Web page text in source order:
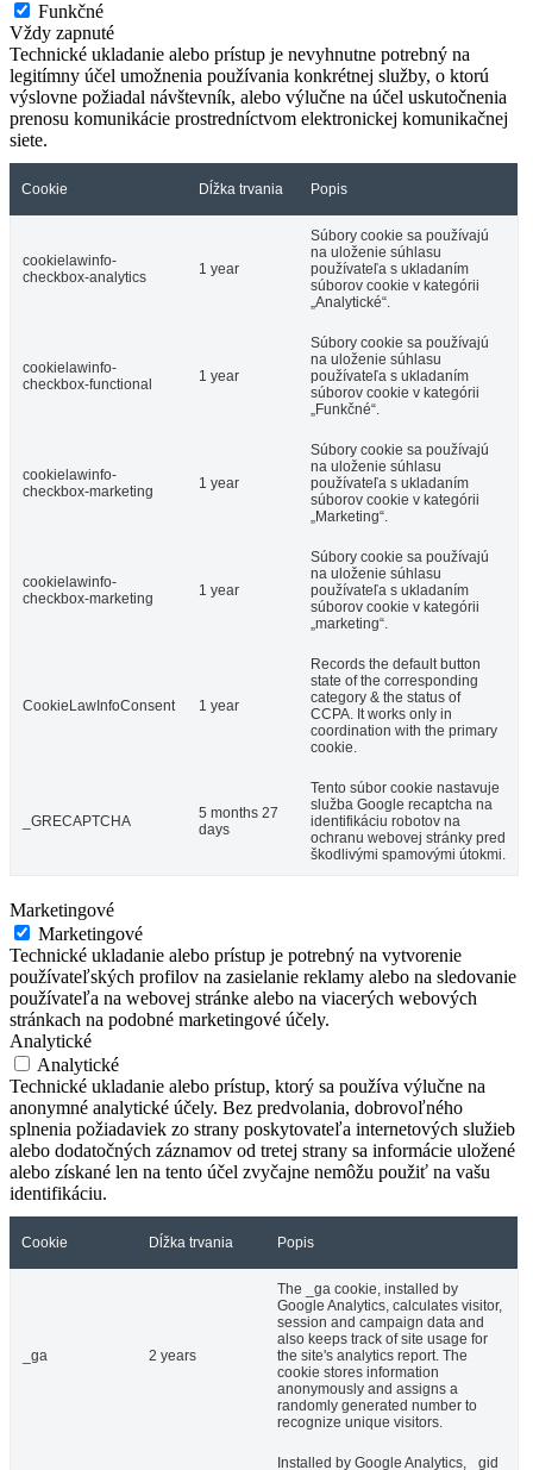
Funkčné
Vždy zapnuté
Technické ukladanie alebo prístup je nevyhnutne potrebný na
legitímny účel umožnenia používania konkrétnej služby, o ktorú
výslovne požiadal návštevník, alebo výlučne na účel uskutočnenia
prenosu komunikácie prostredníctvom elektronickej komunikačnej
siete.
Cookie Dĺžka trvania Popis
cookielawinfo-
checkbox-analytics
1 year
Súbory cookie sa používajú
na uloženie súhlasu
používateľa s ukladaním
súborov cookie v kategórii
„Analytické“.
cookielawinfo-
checkbox-functional
1 year
Súbory cookie sa používajú
na uloženie súhlasu
používateľa s ukladaním
súborov cookie v kategórii
„Funkčné“.
cookielawinfo-
checkbox-marketing
1 year
Súbory cookie sa používajú
na uloženie súhlasu
používateľa s ukladaním
súborov cookie v kategórii
„Marketing“.
cookielawinfo-
checkbox-marketing
1 year
Súbory cookie sa používajú
na uloženie súhlasu
používateľa s ukladaním
súborov cookie v kategórii
„marketing“.
CookieLawInfoConsent 1 year
Records the default button
state of the corresponding
category & the status of
CCPA. It works only in
coordination with the primary
cookie.
_GRECAPTCHA
5 months 27
days
Tento súbor cookie nastavuje
služba Google recaptcha na
identifikáciu robotov na
ochranu webovej stránky pred
škodlivými spamovými útokmi.
Marketingové
Marketingové
Technické ukladanie alebo prístup je potrebný na vytvorenie
používateľských profilov na zasielanie reklamy alebo na sledovanie
používateľa na webovej stránke alebo na viacerých webových
stránkach na podobné marketingové účely.
Analytické
Analytické
Technické ukladanie alebo prístup, ktorý sa používa výlučne na
anonymné analytické účely. Bez predvolania, dobrovoľného
splnenia požiadaviek zo strany poskytovateľa internetových služieb
alebo dodatočných záznamov od tretej strany sa informácie uložené
alebo získané len na tento účel zvyčajne nemôžu použiť na vašu
identifikáciu.
Cookie Dĺžka trvania Popis
_ga 2 years
The _ga cookie, installed by
Google Analytics, calculates visitor,
session and campaign data and
also keeps track of site usage for
the site's analytics report. The
cookie stores information
anonymously and assigns a
randomly generated number to
recognize unique visitors.
Installed by Google Analytics, _gid